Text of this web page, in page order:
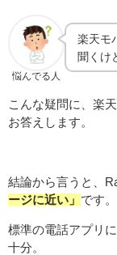
悩んでる人
楽天モ
聞くけ
こんな疑問に、楽
お答えします。
結論から言うと、
ージに近い」 です。
標準の電話アプリ
十分。